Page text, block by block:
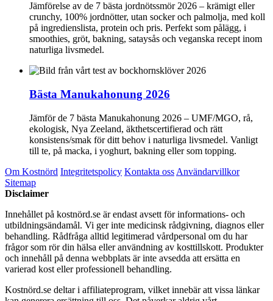
Jämförelse av de 7 bästa jordnötssmör 2026 – krämigt eller
crunchy, 100% jordnötter, utan socker och palmolja, med koll
på ingredienslista, protein och pris. Perfekt som pålägg, i
smoothies, gröt, bakning, sataysås och veganska recept inom
naturliga livsmedel.
Bästa Manukahonung 2026
Jämför de 7 bästa Manukahonung 2026 – UMF/MGO, rå,
ekologisk, Nya Zeeland, äkthetscertifierad och rätt
konsistens/smak för ditt behov i naturliga livsmedel. Vanligt
till te, på macka, i yoghurt, bakning eller som topping.
Om Kostnörd Integritetspolicy Kontakta oss Användarvillkor
Sitemap
Disclaimer
Innehållet på kostnörd.se är endast avsett för informations- och
utbildningsändamål. Vi ger inte medicinsk rådgivning, diagnos eller
behandling. Rådfråga alltid legitimerad vårdpersonal om du har
frågor som rör din hälsa eller användning av kosttillskott. Produkter
och innehåll på denna webbplats är inte avsedda att ersätta en
varierad kost eller professionell behandling.
Kostnörd.se deltar i affiliateprogram, vilket innebär att vissa länkar